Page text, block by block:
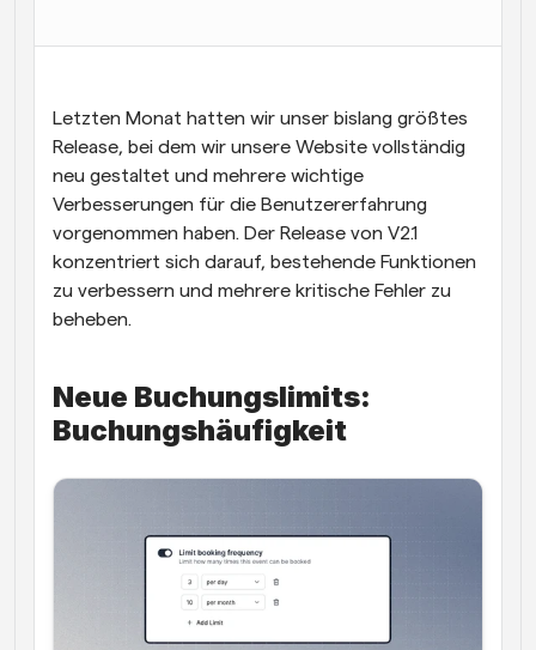
Supercharged Planung mit KI-gestützten Anrufen
Blog
Bleiben Sie auf dem Laufenden über die neuesten
Nachrichten und Updates.
Sofortige Besprechungen
Treffen Sie sich in wenigen Minuten mit Kunden
Dynamische Gruppenlinks
Nahtlos Meetings mit mehreren Personen buchen
Erhalten Sie eine Benachrichtigung, wenn etwas
passiert
Letzten Monat hatten wir unser bislang größtes
Release, bei dem wir unsere Website vollständig
neu gestaltet und mehrere wichtige
Verbesserungen für die Benutzererfahrung
vorgenommen haben. Der Release von V2.1
konzentriert sich darauf, bestehende Funktionen
zu verbessern und mehrere kritische Fehler zu
beheben.
Neue Buchungslimits:
Buchungshäufigkeit